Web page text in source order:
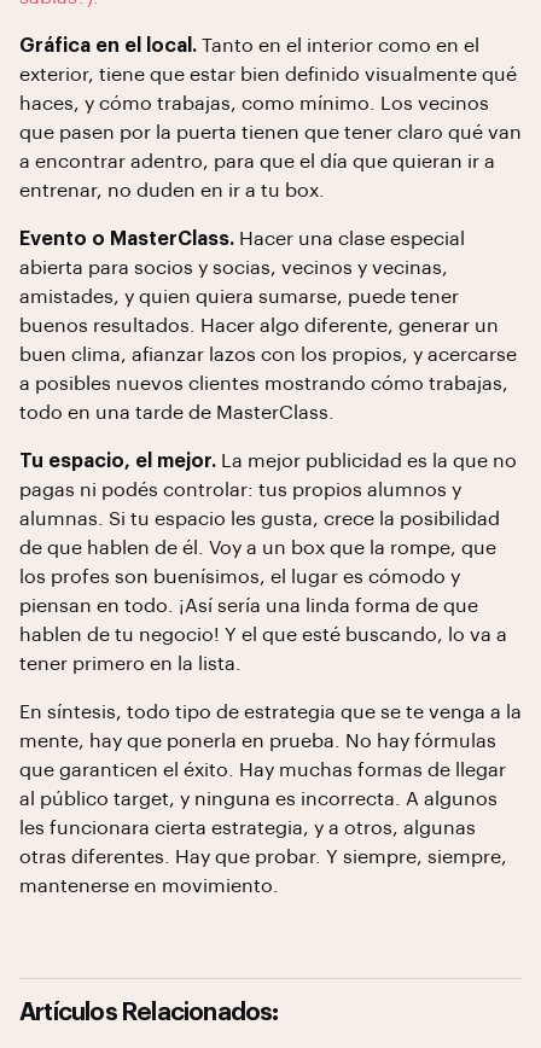
Gráfica en el local. Tanto en el interior como en el
exterior, tiene que estar bien definido visualmente qué
haces, y cómo trabajas, como mínimo. Los vecinos
que pasen por la puerta tienen que tener claro qué van
a encontrar adentro, para que el día que quieran ir a
entrenar, no duden en ir a tu box.
Evento o MasterClass. Hacer una clase especial
abierta para socios y socias, vecinos y vecinas,
amistades, y quien quiera sumarse, puede tener
buenos resultados. Hacer algo diferente, generar un
buen clima, afianzar lazos con los propios, y acercarse
a posibles nuevos clientes mostrando cómo trabajas,
todo en una tarde de MasterClass.
Tu espacio, el mejor. La mejor publicidad es la que no
pagas ni podés controlar: tus propios alumnos y
alumnas. Si tu espacio les gusta, crece la posibilidad
de que hablen de él. Voy a un box que la rompe, que
los profes son buenísimos, el lugar es cómodo y
piensan en todo. ¡Así sería una linda forma de que
hablen de tu negocio! Y el que esté buscando, lo va a
tener primero en la lista.
En síntesis, todo tipo de estrategia que se te venga a la
mente, hay que ponerla en prueba. No hay fórmulas
que garanticen el éxito. Hay muchas formas de llegar
al público target, y ninguna es incorrecta. A algunos
les funcionara cierta estrategia, y a otros, algunas
otras diferentes. Hay que probar. Y siempre, siempre,
mantenerse en movimiento.
Artículos Relacionados: